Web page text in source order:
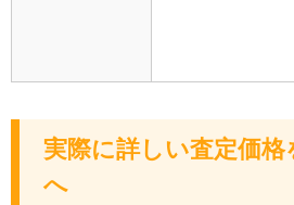
実際に詳しい査定価
へ